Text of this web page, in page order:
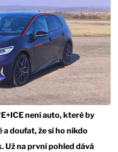
není auto, které by
doufat, že si ho nikdo
Už na první pohled dává